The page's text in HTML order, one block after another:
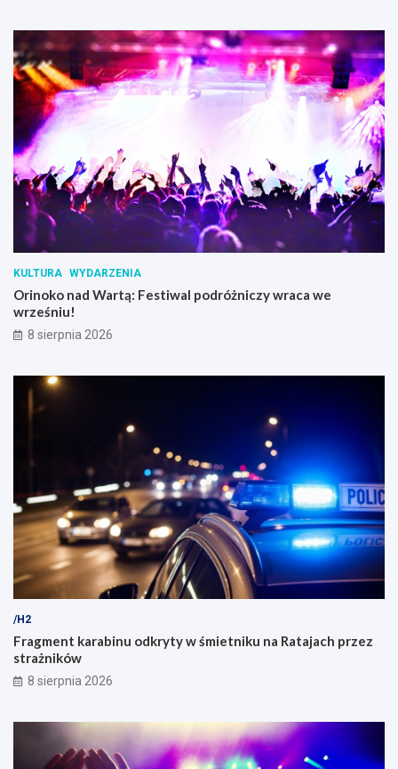
KULTURA WYDARZENIA
Orinoko nad Wartą: Festiwal podróżniczy wraca we
wrześniu!
8 sierpnia 2026
/H2
Fragment karabinu odkryty w śmietniku na Ratajach przez
strażników
8 sierpnia 2026